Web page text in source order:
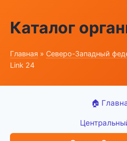
Каталог
Главная » Северо-Западный
Link 24
🏠